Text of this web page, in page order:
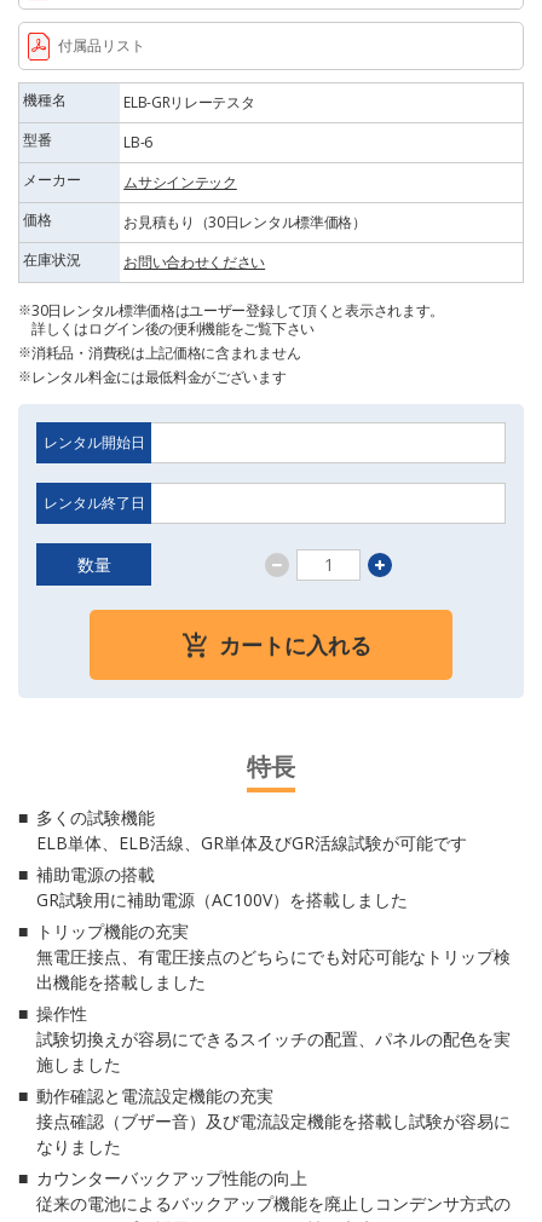
付属品リスト
機種名
ELB-GRリレーテスタ
型番
LB-6
メーカー
ムサシインテック
価格
お見積もり（30日レンタル標準価格）
在庫状況
お問い合わせください
30日レンタル標準価格はユーザー登録して頂くと表示されます。
詳しくはログイン後の便利機能をご覧下さい
消耗品・消費税は上記価格に含まれません
レンタル料金には最低料金がございます
レンタル開始日
レンタル終了日
数量
カートに入れる
特長
多くの試験機能
ELB単体、ELB活線、GR単体及びGR活線試験が可能です
補助電源の搭載
GR試験用に補助電源（AC100V）を搭載しました
トリップ機能の充実
無電圧接点、有電圧接点のどちらにでも対応可能なトリップ検
出機能を搭載しました
操作性
試験切換えが容易にできるスイッチの配置、パネルの配色を実
施しました
動作確認と電流設定機能の充実
接点確認（ブザー音）及び電流設定機能を搭載し試験が容易に
なりました
カウンターバックアップ性能の向上
従来の電池によるバックアップ機能を廃止しコンデンサ方式の